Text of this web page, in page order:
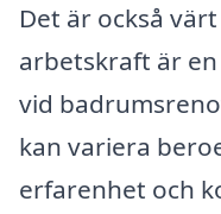
Det är också
arbetskraft är
vid
kan variera
erfarenhet och